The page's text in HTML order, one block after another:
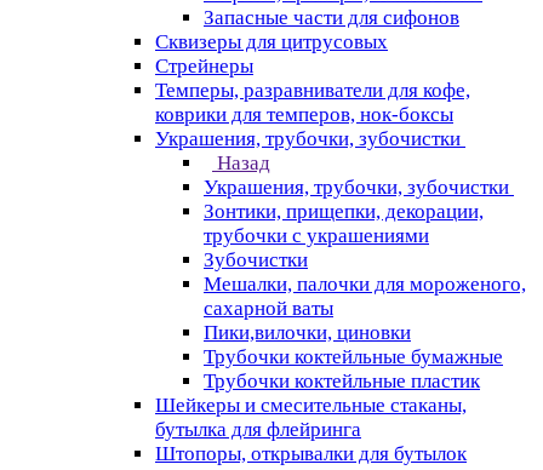
Запасные части для сифонов
Сквизеры для цитрусовых
Стрейнеры
Темперы, разравниватели для кофе,
коврики для темперов, нок-боксы
Украшения, трубочки, зубочистки
Назад
Украшения, трубочки, зубочистки
Зонтики, прищепки, декорации,
трубочки с украшениями
Зубочистки
Мешалки, палочки для мороженого,
сахарной ваты
Пики,вилочки, циновки
Трубочки коктейльные бумажные
Трубочки коктейльные пластик
Шейкеры и смесительные стаканы,
бутылка для флейринга
Штопоры, открывалки для бутылок